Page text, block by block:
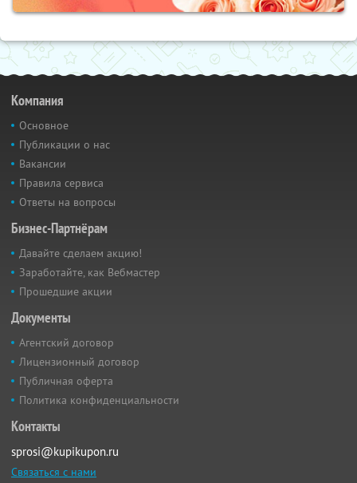
Компания
Основное
Публикации о нас
Вакансии
Правила сервиса
Ответы на вопросы
Бизнес-Партнёрам
Давайте сделаем акцию!
Заработайте, как Вебмастер
Прошедшие акции
Документы
Агентский договор
Лицензионный договор
Публичная оферта
Политика конфиденциальности
Контакты
sprosi@kupikupon.ru
Связаться с нами